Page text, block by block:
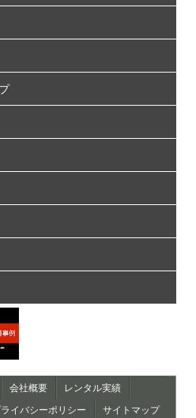
会社概要
レンタル実績
イバシーポリシー サイトマップ